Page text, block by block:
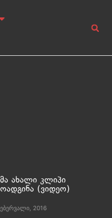
ახალი კლიპი
(ვიდეო)
2016